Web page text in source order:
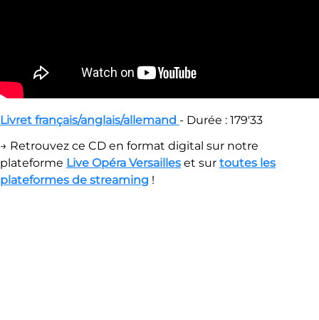
Livret français/anglais/allemand - Durée : 179'33
→ Retrouvez ce CD en format digital sur notre
plateforme Live Opéra Versailles et sur toutes les
plateformes de streaming !